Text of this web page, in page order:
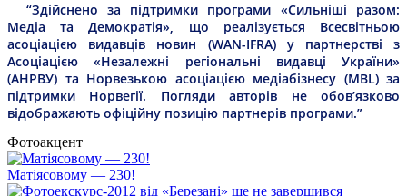
“Здійснено за підтримки програми «Сильніші разом:
Медіа та Демократія», що реалізується Всесвітньою
асоціацією видавців новин (WAN-IFRA) у партнерстві з
Асоціацією «Незалежні регіональні видавці України»
(АНРВУ) та Норвезькою асоціацією медіабізнесу (MBL) за
підтримки Норвегії. Погляди авторів не обов’язково
відображають офіційну позицію партнерів програми.”
Фотоакцент
Матіясовому — 230!